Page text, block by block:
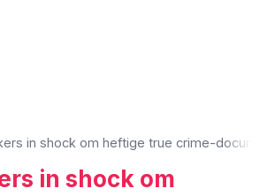
in shock om heftige true crime-
in shock om